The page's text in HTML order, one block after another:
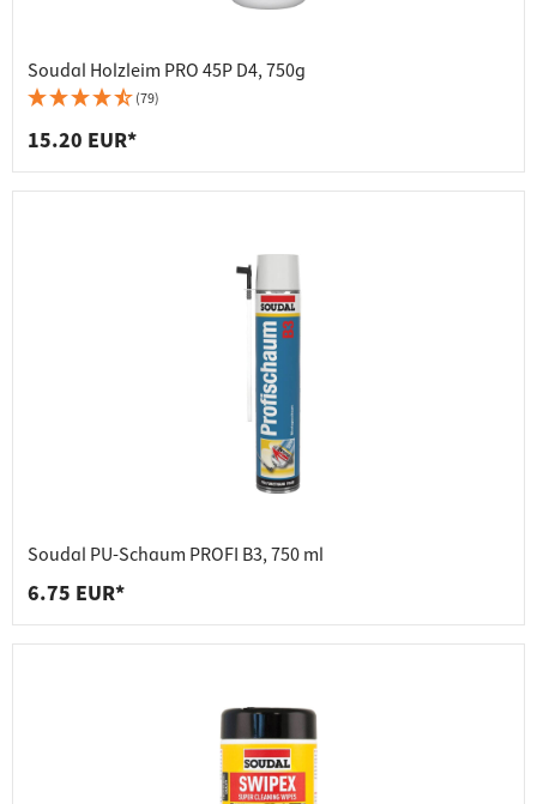
Soudal Holzleim PRO 45P D4, 750g
(79)
15.20 EUR*
Soudal PU-Schaum PROFI B3, 750 ml
6.75 EUR*